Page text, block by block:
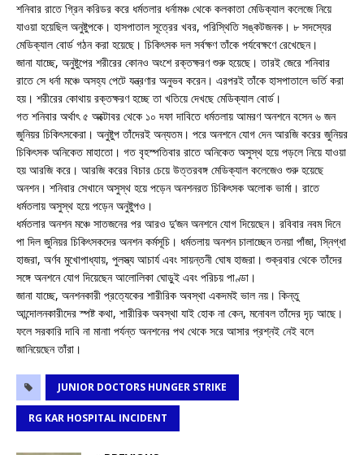
শনিবার রাতে গ্রিন করিডর করে ধর্মতলার ধর্নামঞ্চ থেকে কলকাতা মেডিক্যাল কলেজে নিয়ে
যাওয়া হয়েছিল অনুষ্টুপকে। হাসপাতাল সূত্রের খবর, পরিস্থিতি সঙ্কটজনক। ৮ সদস্যের
মেডিক্যাল বোর্ড গঠন করা হয়েছে। চিকিৎসক দল সর্বক্ষণ তাঁকে পর্যবেক্ষণে রেখেছেন।
জানা যাচ্ছে, অনুষ্টুপের শরীরের কোনও অংশে রক্তক্ষরণ শুরু হয়েছে। তারই জেরে শনিবার
রাতে সে ধর্না মঞ্চে অসহ্য পেটে যন্ত্রণার অনুভব করেন। এরপরই তাঁকে হাসপাতালে ভর্তি করা
হয়। শরীরের কোথায় রক্তক্ষরণ হচ্ছে তা খতিয়ে দেখছে মেডিক্যাল বোর্ড।
গত শনিবার অর্থাৎ ৫ অক্টোবর থেকে ১০ দফা দাবিতে ধর্মতলায় আমরণ অনশনে বসেন ৬ জন
জুনিয়র চিকিৎসকেরা। অনুষ্টুপ তাঁদেরই অন্যতম। পরে অনশনে যোগ দেন আরজি করের জুনিয়র
চিকিৎসক অনিকেত মাহাতো। গত বৃহস্পতিবার রাতে অনিকেত অসুস্থ হয়ে পড়লে নিয়ে যাওয়া
হয় আরজি করে। আরজি করের বিচার চেয়ে উত্তরবঙ্গ মেডিক্যাল কলেজেও শুরু হয়েছে
অনশন। শনিবার সেখানে অসুস্থ হয়ে পড়েন অনশনরত চিকিৎসক অলোক ভার্মা। রাতে
ধর্মতলায় অসুস্থ হয়ে পড়েন অনুষ্টুপও।
ধর্মতলার অনশন মঞ্চে সাতজনের পর আরও দু’জন অনশনে যোগ দিয়েছেন। রবিবার নবম দিনে
পা দিল জুনিয়র চিকিৎসকদের অনশন কর্মসূচি। ধর্মতলায় অনশন চালাচ্ছেন তনয়া পাঁজা, স্নিগ্ধা
হাজরা, অর্ণব মুখোপাধ্যায়, পুলস্ত্য আচার্য এবং সায়ন্তনী ঘোষ হাজরা। শুক্রবার থেকে তাঁদের
সঙ্গে অনশনে যোগ দিয়েছেন আলোলিকা ঘোড়ুই এবং পরিচয় পাণ্ডা।
জানা যাচ্ছে, অনশনকারী প্রত্যেকের শারীরিক অবস্থা একদমই ভাল নয়। কিন্তু
আন্দোলনকারীদের স্পষ্ট কথা, শারীরিক অবস্থা যাই হোক না কেন, মনোবল তাঁদের দৃঢ় আছে।
ফলে সরকারি দাবি না মানাা পর্যন্ত অনশনের পথ থেকে সরে আসার প্রশ্নই নেই বলে
জানিয়েছেন তাঁরা।
JUNIOR DOCTORS HUNGER STRIKE
RG KAR HOSPITAL INCIDENT